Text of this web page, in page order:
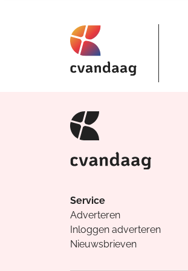
Service
Adverteren
Inloggen adverteren
Nieuwsbrieven